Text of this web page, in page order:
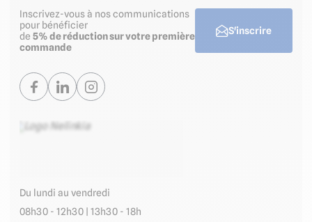
Du lundi au vendredi
08h30 - 12h30 | 13h30 - 18h
Inscrivez-vous à nos communications
pour bénéficier
de 5% de réduction sur votre première
commande
S'inscrire